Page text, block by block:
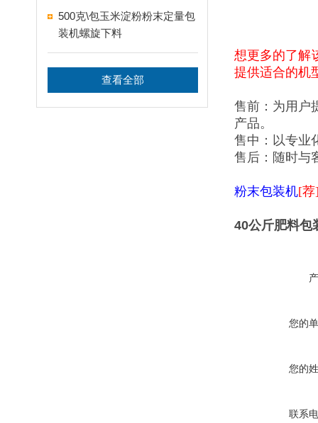
500克\包玉米淀粉粉末定量包
装机螺旋下料
查看全部
想更多的了解
提供适合的机
售前：为用户
产品。
售中：以专业
售后：随时与
粉末包装机[荐
40公斤肥料包
您的
您的
联系